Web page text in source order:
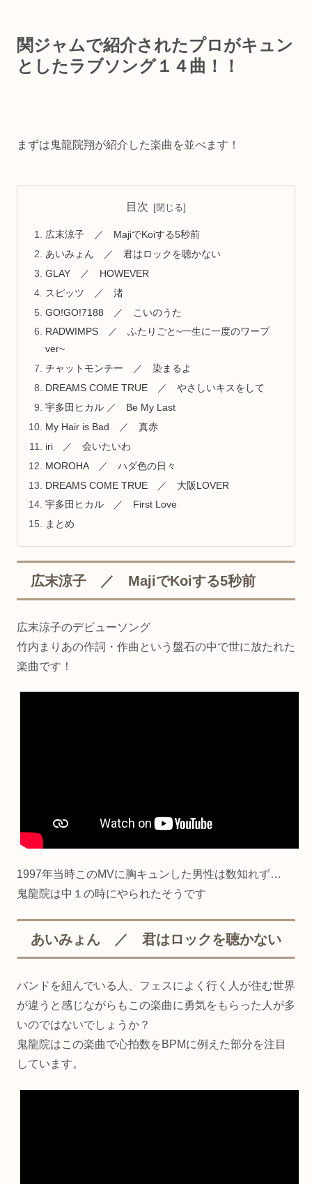
関ジャムで紹介されたプロがキュン
としたラブソング１４曲！！
まずは鬼龍院翔が紹介した楽曲を並べます！
目次
広末涼子 ／ MajiでKoiする5秒前
あいみょん ／ 君はロックを聴かない
GLAY ／ HOWEVER
スピッツ ／ 渚
GO!GO!7188 ／ こいのうた
RADWIMPS ／ ふたりごと~一生に一度のワープ
ver~
チャットモンチー ／ 染まるよ
DREAMS COME TRUE ／ やさしいキスをして
宇多田ヒカル ／ Be My Last
My Hair is Bad ／ 真赤
iri ／ 会いたいわ
MOROHA ／ ハダ色の日々
DREAMS COME TRUE ／ 大阪LOVER
宇多田ヒカル ／ First Love
まとめ
広末涼子 ／ MajiでKoiする5秒前
広末涼子のデビューソング
竹内まりあの作詞・作曲という盤石の中で世に放たれた
楽曲です！
1997年当時このMVに胸キュンした男性は数知れず…
鬼龍院は中１の時にやられたそうです
あいみょん ／ 君はロックを聴かない
バンドを組んでいる人、フェスによく行く人が住む世界
が違うと感じながらもこの楽曲に勇気をもらった人が多
いのではないでしょうか？
鬼龍院はこの楽曲で心拍数をBPMに例えた部分を注目
しています。